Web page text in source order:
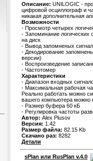
Описание: UNILOGIC -
цифровой осциллограф и
никакая дополнительная
Возможности
- Просмотр четырех
- Запоминание логических
на диск
- Вывод запомненых
- Декодирование
версии)
- Воспроизведение
- Частотомер
Характеристики
- Диапазон входных
- Максимальная рабочая
Реально работать можно
вашего компьютера можно
- Размер буфера 60 кБ
- Регулировка частоты
Автор: Alex Plusov
Версия: 1.42
Размер файла: 82.15 Kb
Скачано раз: 8282
Детали
sPlan или RusPlan v.4.0